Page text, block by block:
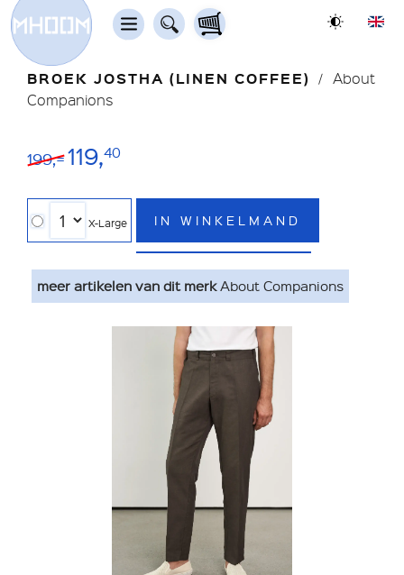
BROEK JOSTHA (LINEN COFFEE)
About
Companions
199,=119,40
X-Large IN WINKELMAND
meer artikelen van dit merkAbout Companions